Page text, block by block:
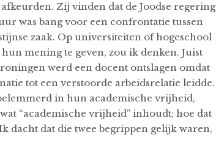
Zij vinden dat de Joodse regering
was bang voor een confrontatie tussen
zaak. Op universiteiten of hogeschool
mening te geven, zou ik denken. Juist
werd een docent ontslagen omdat
tot een verstoorde arbeidsrelatie leidde.
in hun academische vrijheid,
“academische vrijheid” inhoudt; hoe dat
dacht dat die twee begrippen gelijk waren,